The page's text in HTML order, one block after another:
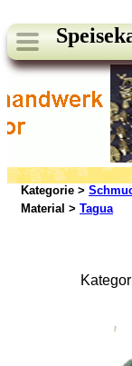
Kategorie >
Material > Tagua